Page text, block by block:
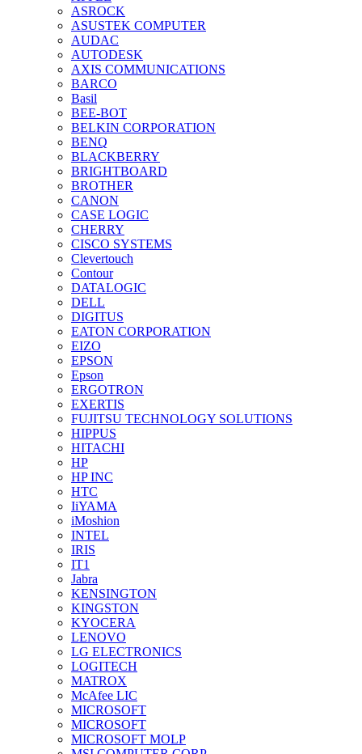
ASROCK
ASUSTEK COMPUTER
AUDAC
AUTODESK
AXIS COMMUNICATIONS
BARCO
Basil
BEE-BOT
BELKIN CORPORATION
BENQ
BLACKBERRY
BRIGHTBOARD
BROTHER
CANON
CASE LOGIC
CHERRY
CISCO SYSTEMS
Clevertouch
Contour
DATALOGIC
DELL
DIGITUS
EATON CORPORATION
EIZO
EPSON
Epson
ERGOTRON
EXERTIS
FUJITSU TECHNOLOGY SOLUTIONS
HIPPUS
HITACHI
HP
HP INC
HTC
IiYAMA
iMoshion
INTEL
IRIS
IT1
Jabra
KENSINGTON
KINGSTON
KYOCERA
LENOVO
LG ELECTRONICS
LOGITECH
MATROX
McAfee LIC
MICROSOFT
MICROSOFT
MICROSOFT MOLP